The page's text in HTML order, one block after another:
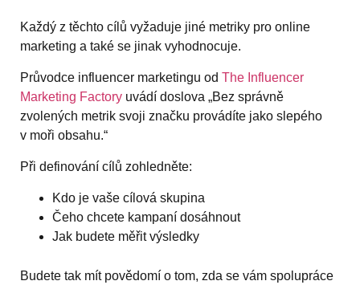
Každý z těchto cílů vyžaduje jiné metriky pro online
marketing a také se jinak vyhodnocuje.
Průvodce influencer marketingu od The Influencer
Marketing Factory uvádí doslova „Bez správně
zvolených metrik svoji značku provádíte jako slepého
v moři obsahu.“
Při definování cílů zohledněte:
Kdo je vaše cílová skupina
Čeho chcete kampaní dosáhnout
Jak budete měřit výsledky
Budete tak mít povědomí o tom, zda se vám spolupráce